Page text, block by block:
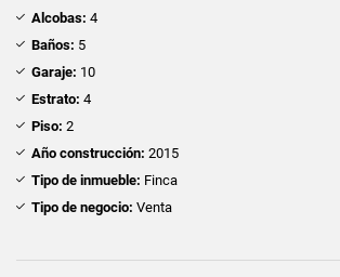
Alcobas: 4
Baños: 5
Garaje: 10
Estrato: 4
Piso: 2
Año construcción: 2015
Tipo de inmueble: Finca
Tipo de negocio: Venta